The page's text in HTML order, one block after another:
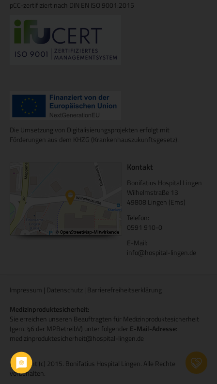
pCC-zertifiziert nach DIN EN ISO 9001:2015
Die Umsetzung von Digitalisierungsprojekten erfolgt mit
Förderungen aus dem KHZG (Krankenhauszukunftsgesetz).
Kontakt
Bonifatius Hospital Lingen
Wilhelmstraße 13
49808 Lingen (Ems)
Telefon:
0591 910-0
E-Mail:
info@hospital-lingen.de
Impressum | Datenschutz| Barrierefreiheitserklärung
Medizinproduktesicherheit:
Sie erreichen unseren Beauftragten für Medizinproduktesicherheit
(gem. §6 der MPBetreibV) unter folgender E-Mail-Adresse:
medizinproduktesicherheit@hospital-lingen.de
Copyright (c) 2015. Bonifatius Hospital Lingen. Alle Rechte
vorbehalten.